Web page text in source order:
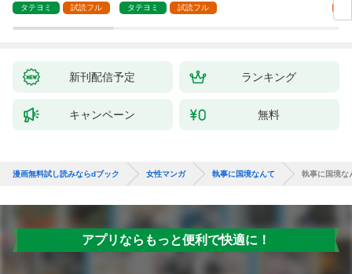
タテヨミ 試読フル タテヨミ 試読フル
新刊配信予定 ランキング
キャンペーン 無料
漫画無料試し読みならdブック 女性マンガ 執事に国境なんて 執事に国境な
アプリならもっと便利で快適に！